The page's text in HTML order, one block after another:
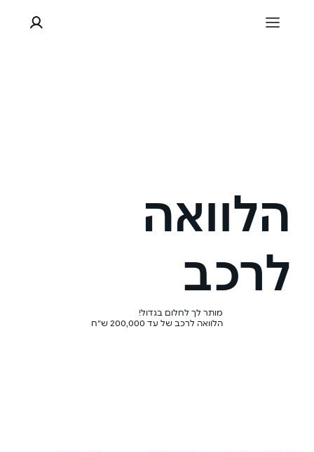
הלוואה
לרכב
מותר לך לחלום בגדול!
הלוואה לרכב של עד 200,000 ש”ח